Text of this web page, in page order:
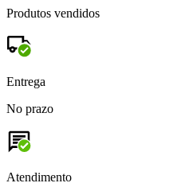
Produtos vendidos
Entrega
No prazo
Atendimento